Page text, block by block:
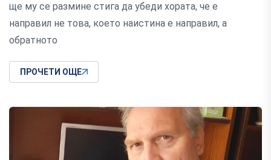
ще му се размине стига да убеди хората, че е
направил не това, което наистина е направил, а
обратното
ПРОЧЕТИ ОЩЕ